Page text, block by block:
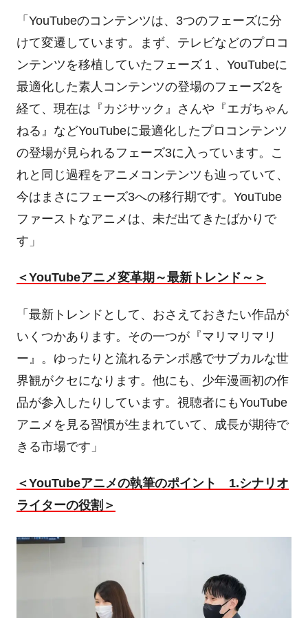
「 YouTubeのコンテンツは、 3つのフェーズに分
けて変遷しています。まず、テレビなどのプロコ
ンテンツを移植していたフェーズ１、 YouTubeに
最適化した素人コンテンツの登場のフェーズ2を
経て、現在は『カジサック』さんや『エガちゃん
ねる』などYouTubeに最適化したプロコンテンツ
の登場が見られるフェーズ3に入っています。こ
れと同じ過程をアニメコンテンツも辿っていて、
今はまさにフェーズ3への移行期です。 YouTube
ファーストなアニメは、未だ出てきたばかりで
す」
＜YouTubeアニメ変革期～最新トレンド～＞
「最新トレンドとして、おさえておきたい作品が
いくつかあります。その一つが『マリマリマリ
ー』。ゆったりと流れるテンポ感でサブカルな世
界観がクセになります。他にも、少年漫画初の作
品が参入したりしています。視聴者にもYouTube
アニメを見る習慣が生まれていて、成長が期待で
きる市場です」
＜YouTubeアニメの執筆のポイント 1.シナリオ
ライターの役割＞